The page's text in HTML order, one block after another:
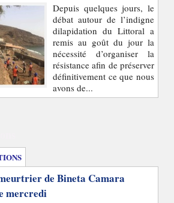
Depuis quelques jours, le
débat autour de l’indigne
dilapidation du Littoral a
remis au goût du jour la
nécessité d’organiser la
résistance afin de préserver
définitivement ce que nous
avons de...
de Bineta Camara
mercredi